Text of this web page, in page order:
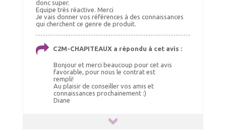
pour Tente Pliante
97.00 € TTC livré
Ajout panier
donc super.
Equipe très réactive. Merci
Je vais donner vos références à des connaissances
qui cherchent ce genre de produit.
C2M-CHAPITEAUX a répondu à cet avis :
Bonjour et merci beaucoup pour cet avis
favorable, pour nous le contrat est
rempli!
Au plaisir de conseiller vos amis et
connaissances prochainement :)
Diane